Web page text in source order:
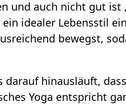
und auch nicht gut ist
idealer Lebensstil
bewegst,
hinausläuft,
Yoga entspricht